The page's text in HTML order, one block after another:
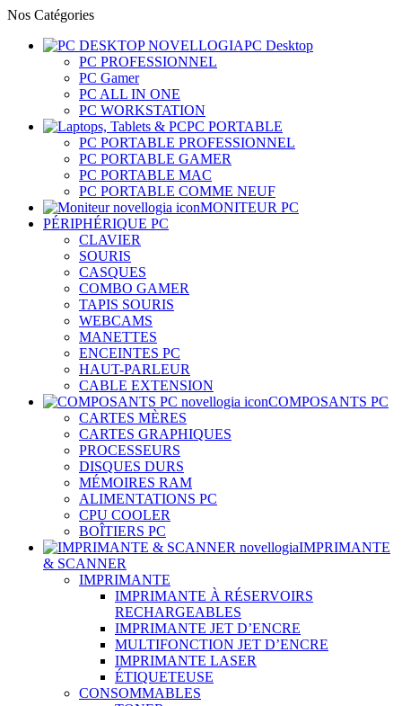
Nos Catégories
PC Desktop
PC PROFESSIONNEL
PC Gamer
PC ALL IN ONE
PC WORKSTATION
PC PORTABLE
PC PORTABLE PROFESSIONNEL
PC PORTABLE GAMER
PC PORTABLE MAC
PC PORTABLE COMME NEUF
MONITEUR PC
PÉRIPHÉRIQUE PC
CLAVIER
SOURIS
CASQUES
COMBO GAMER
TAPIS SOURIS
WEBCAMS
MANETTES
ENCEINTES PC
HAUT-PARLEUR
CABLE EXTENSION
COMPOSANTS PC
CARTES MÈRES
CARTES GRAPHIQUES
PROCESSEURS
DISQUES DURS
MÉMOIRES RAM
ALIMENTATIONS PC
CPU COOLER
BOÎTIERS PC
IMPRIMANTE
& SCANNER
IMPRIMANTE
IMPRIMANTE À RÉSERVOIRS
RECHARGEABLES
IMPRIMANTE JET D’ENCRE
MULTIFONCTION JET D’ENCRE
IMPRIMANTE LASER
ÉTIQUETEUSE
CONSOMMABLES